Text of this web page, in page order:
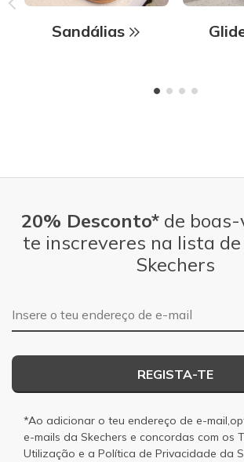
Sandálias
20% Desconto*de boas-
te inscreveres na lista
Skechers
Endereço de e-mail
REGISTA-TE
*Ao adicionar o teu endereço de e-
e-mails da Skechers e concordas com os
Utilização e a Política de Privacidade da